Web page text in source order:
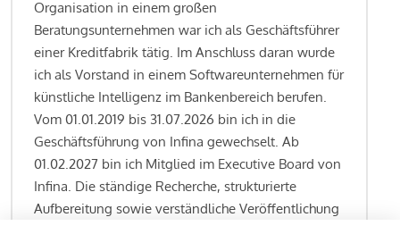
Organisation in einem großen
Beratungsunternehmen war ich als Geschäftsführer
einer Kreditfabrik tätig. Im Anschluss daran wurde
ich als Vorstand in einem Softwareunternehmen für
künstliche Intelligenz im Bankenbereich berufen.
Vom 01.01.2019 bis 31.07.2026 bin ich in die
Geschäftsführung von Infina gewechselt. Ab
01.02.2027 bin ich Mitglied im Executive Board von
Infina. Die ständige Recherche, strukturierte
Aufbereitung sowie verständliche Veröffentlichung